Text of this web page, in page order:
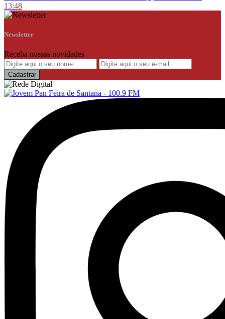
13:48
Newsletter
Receba nossas novidades